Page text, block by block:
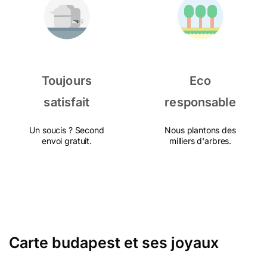
Toujours
satisfait
Un soucis ? Second
envoi gratuit.
Eco
responsable
Nous plantons des
milliers d'arbres.
Carte budapest et ses joyaux